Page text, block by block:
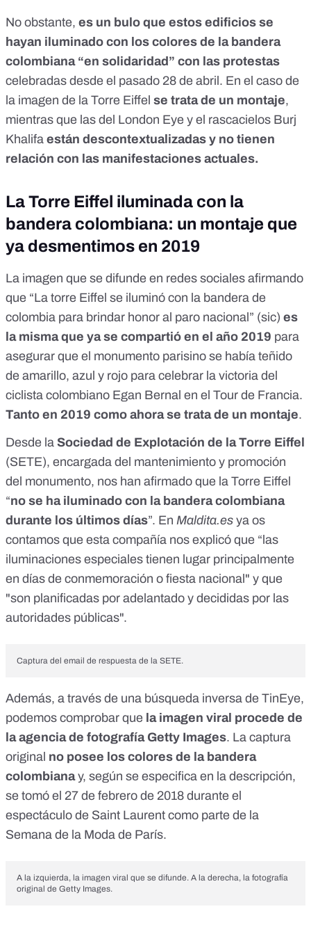
No obstante, es un bulo que estos edificios se
hayan iluminado con los colores de la bandera
colombiana “en solidaridad” con las protestas
celebradas desde el pasado 28 de abril. En el caso de
la imagen de la Torre Eiffel se trata de un montaje,
mientras que las del London Eye y el rascacielos Burj
Khalifa están descontextualizadas y no tienen
relación con las manifestaciones actuales.
La Torre Eiffel iluminada con la
bandera colombiana: un montaje que
ya desmentimos en 2019
La imagen que se difunde en redes sociales afirmando
que “La torre Eiffel se iluminó con la bandera de
colombia para brindar honor al paro nacional ” (sic) es
la misma que ya se compartió en el año 2019 para
asegurar que el monumento parisino se había teñido
de amarillo, azul y rojo para celebrar la victoria del
ciclista colombiano Egan Bernal en el Tour de Francia.
Tanto en 2019 como ahora se trata de un montaje.
Desde la Sociedad de Explotación de la Torre Eiffel
(SETE), encargada del mantenimiento y promoción
del monumento, nos han afirmado que la Torre Eiffel
“no se ha iluminado con la bandera colombiana
durante los últimos días”. En Maldita.es ya os
contamos que esta compañía nos explicó que “las
iluminaciones especiales tienen lugar principalmente
en días de conmemoración o fiesta nacional" y que
"son planificadas por adelantado y decididas por las
autoridades públicas".
Captura del email de respuesta de la SETE.
Además, a través de una búsqueda inversa de TinEye,
podemos comprobar que la imagen viral procede de
laagencia de fotografía Getty Images. La captura
original no posee los colores de la bandera
colombianay, según se especifica en la descripción,
se tomó el 27 de febrero de 2018 durante el
espectáculo de Saint Laurent como parte de la
Semana de la Moda de París.
A la izquierda, la imagen viral que se difunde. A la derecha, la fotografía
original de Getty Images.